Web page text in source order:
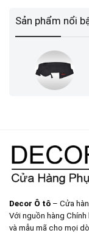
Sản phẩm nổi
Decor Ô tô – Cửa
Với nguồn hàng
và mẫu mã cho mọi